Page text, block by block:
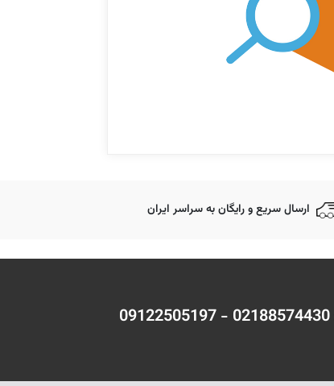
ارسال سریع و رایگان به سراسر ایران